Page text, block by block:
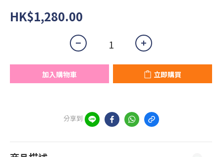
HK$1,280.00
加入購物車 立即購買
分享到